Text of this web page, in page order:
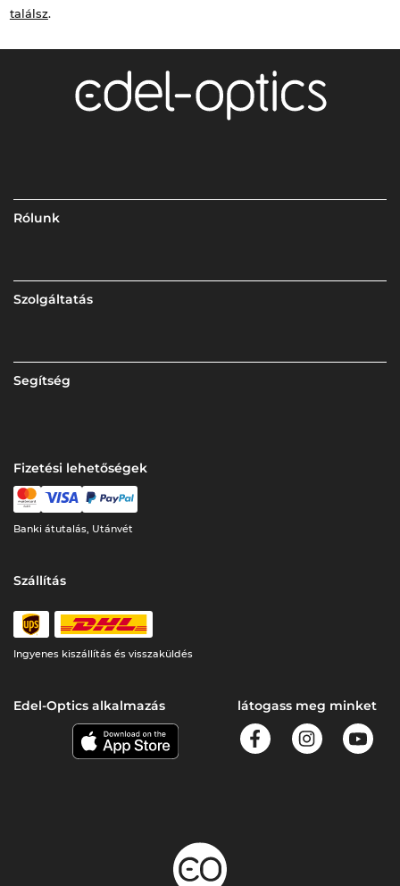
találsz.
Rólunk
Szolgáltatás
Segítség
Fizetési lehetőségek
Banki átutalás, Utánvét
Szállítás
Ingyenes kiszállítás és visszaküldés
Edel-Optics alkalmazás látogass meg minket